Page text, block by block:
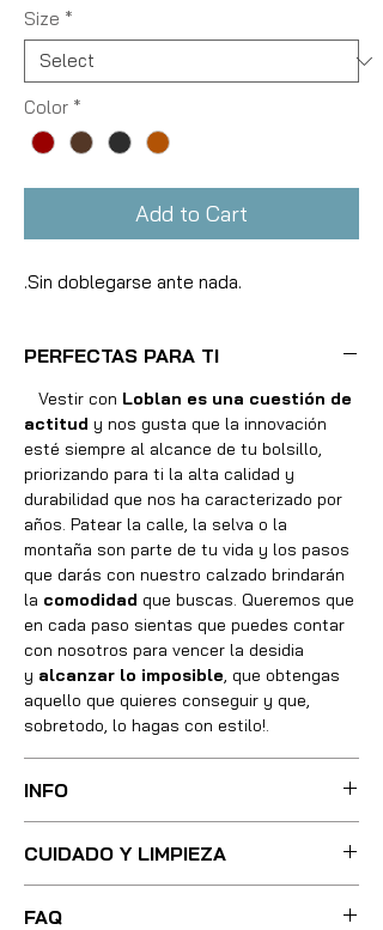
Size *
Color *
Add to Cart
.Sin doblegarse ante nada.
PERFECTAS PARA TI
Vestir con Loblan es una cuestión de
actitud y nos gusta que la innovación
esté siempre al alcance de tu bolsillo,
priorizando para ti la alta calidad y
durabilidad que nos ha caracterizado por
años. Patear la calle, la selva o la
montaña son parte de tu vida y los pasos
que darás con nuestro calzado brindarán
la comodidad que buscas. Queremos que
en cada paso sientas que puedes contar
con nosotros para vencer la desidia
y alcanzar lo imposible, que obtengas
aquello que quieres conseguir y que,
sobretodo, lo hagas con estilo!.
INFO
confeccionadas con las mejores técnicas
y métodos, integrando absolutamente
todos los materiales necesarios de óptima
CUIDADO Y LIMPIEZA
utilizar poca agua tibia y un cepillo de
FAQ